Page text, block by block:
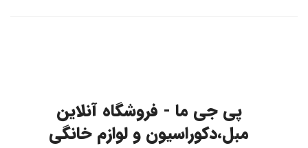
پی جی ما - فروشگاه آنلاین
مبل،دکوراسیون و لوازم خانگی